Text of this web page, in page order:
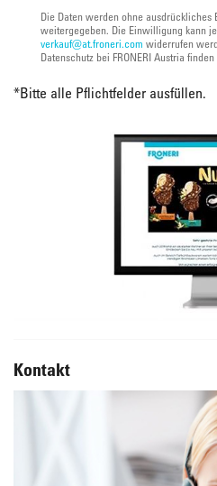
Die Daten werden ohne ausdrückliches
weitergegeben. Die Einwilligung kann
verkauf@at.froneri.com widerrufen
Datenschutz bei FRONERI Austria
*Bitte alle Pflichtfelder ausfüllen.
Kontakt